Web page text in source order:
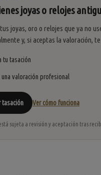
joyas o relojes
joyas, oro o relojes que ya no
y, si aceptas la valoración,
tu tasación
una valoración profesional
tasación Ver cómo funciona
sujeta a revisión y aceptación tras